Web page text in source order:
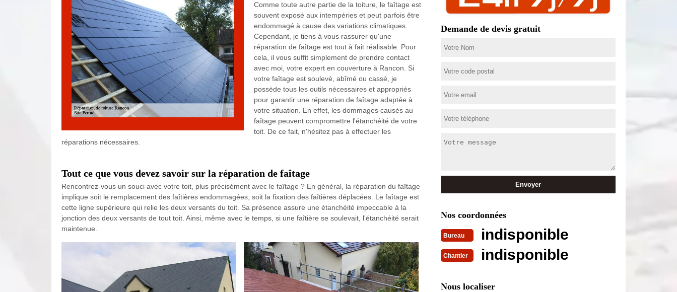
Comme toute autre partie de la toiture, le faîtage est
souvent exposé aux intempéries et peut parfois être
endommagé à cause des variations climatiques.
Cependant, je tiens à vous rassurer qu'une
réparation de faîtage est tout à fait réalisable. Pour
cela, il vous suffit simplement de prendre contact
avec moi, votre expert en couverture à Rancon. Si
votre faîtage est soulevé, abîmé ou cassé, je
possède tous les outils nécessaires et appropriés
pour garantir une réparation de faîtage adaptée à
votre situation. En effet, les dommages causés au
faîtage peuvent compromettre l'étanchéité de votre
toit. De ce fait, n'hésitez pas à effectuer les
réparations nécessaires.
Tout ce que vous devez savoir sur la réparation de faîtage
Rencontrez-vous un souci avec votre toit, plus précisément avec le faîtage ? En général, la réparation du faîtage
implique soit le remplacement des faîtières endommagées, soit la fixation des faîtières déplacées. Le faîtage est
cette ligne supérieure qui relie les deux versants du toit. Sa présence assure une étanchéité impeccable à la
jonction des deux versants de tout toit. Ainsi, même avec le temps, si une faîtière se soulevait, l'étanchéité serait
maintenue.
Demande de devis gratuit
Nos coordonnées
Bureau indisponible
Chantier indisponible
Nous localiser